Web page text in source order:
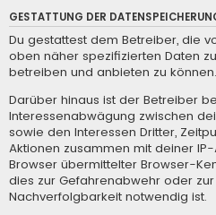
GESTATTUNG DER
Du gestattest dem Betreiber, die
oben näher spezifizierten Daten
betreiben und anbieten zu können.
Darüber hinaus ist der Betreiber
Interessenabwägung zwischen
sowie den Interessen Dritter,
Aktionen zusammen mit deiner
Browser übermittelter Browser-
dies zur Gefahrenabwehr oder
Nachverfolgbarkeit notwendig ist.